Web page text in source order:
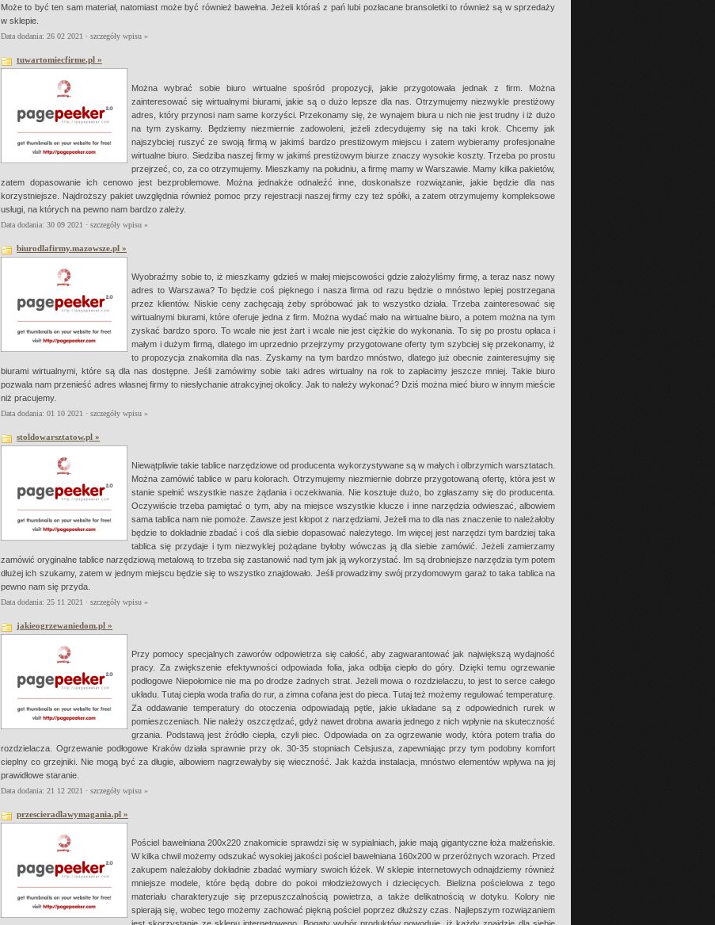
Może to być ten sam materiał, natomiast może być również bawełna. Jeżeli któraś z pań lubi pozłacane bransoletki to również są w sprzedaży
w sklepie.
Data dodania: 26 02 2021 · szczegóły wpisu »
tuwartomiecfirme.pl »
Można wybrać sobie biuro wirtualne spośród propozycji, jakie przygotowała jednak z firm. Można
zainteresować się wirtualnymi biurami, jakie są o dużo lepsze dla nas. Otrzymujemy niezwykle prestiżowy
adres, który przynosi nam same korzyści. Przekonamy się, że wynajem biura u nich nie jest trudny i iż dużo
na tym zyskamy. Będziemy niezmiernie zadowoleni, jeżeli zdecydujemy się na taki krok. Chcemy jak
najszybciej ruszyć ze swoją firmą w jakimś bardzo prestiżowym miejscu i zatem wybieramy profesjonalne
wirtualne biuro. Siedziba naszej firmy w jakimś prestiżowym biurze znaczy wysokie koszty. Trzeba po prostu
przejrzeć, co, za co otrzymujemy. Mieszkamy na południu, a firmę mamy w Warszawie. Mamy kilka pakietów,
zatem dopasowanie ich cenowo jest bezproblemowe. Można jednakże odnaleźć inne, doskonalsze rozwiązanie, jakie będzie dla nas
korzystniejsze. Najdroższy pakiet uwzględnia również pomoc przy rejestracji naszej firmy czy też spółki, a zatem otrzymujemy kompleksowe
usługi, na których na pewno nam bardzo zależy.
Data dodania: 30 09 2021 · szczegóły wpisu »
biurodlafirmy.mazowsze.pl »
Wyobraźmy sobie to, iż mieszkamy gdzieś w małej miejscowości gdzie założyliśmy firmę, a teraz nasz nowy
adres to Warszawa? To będzie coś pięknego i nasza firma od razu będzie o mnóstwo lepiej postrzegana
przez klientów. Niskie ceny zachęcają żeby spróbować jak to wszystko działa. Trzeba zainteresować się
wirtualnymi biurami, które oferuje jedna z firm. Można wydać mało na wirtualne biuro, a potem można na tym
zyskać bardzo sporo. To wcale nie jest żart i wcale nie jest ciężkie do wykonania. To się po prostu opłaca i
małym i dużym firmą, dlatego im uprzednio przejrzymy przygotowane oferty tym szybciej się przekonamy, iż
to propozycja znakomita dla nas. Zyskamy na tym bardzo mnóstwo, dlatego już obecnie zainteresujmy się
biurami wirtualnymi, które są dla nas dostępne. Jeśli zamówimy sobie taki adres wirtualny na rok to zapłacimy jeszcze mniej. Takie biuro
pozwala nam przenieść adres własnej firmy to niesłychanie atrakcyjnej okolicy. Jak to należy wykonać? Dziś można mieć biuro w innym mieście
niż pracujemy.
Data dodania: 01 10 2021 · szczegóły wpisu »
stoldowarsztatow.pl »
Niewątpliwie takie tablice narzędziowe od producenta wykorzystywane są w małych i olbrzymich warsztatach.
Można zamówić tablice w paru kolorach. Otrzymujemy niezmiernie dobrze przygotowaną ofertę, która jest w
stanie spełnić wszystkie nasze żądania i oczekiwania. Nie kosztuje dużo, bo zgłaszamy się do producenta.
Oczywiście trzeba pamiętać o tym, aby na miejsce wszystkie klucze i inne narzędzia odwieszać, albowiem
sama tablica nam nie pomoże. Zawsze jest kłopot z narzędziami. Jeżeli ma to dla nas znaczenie to należałoby
będzie to dokładnie zbadać i coś dla siebie dopasować należytego. Im więcej jest narzędzi tym bardziej taka
tablica się przydaje i tym niezwyklej pożądane byłoby wówczas ją dla siebie zamówić. Jeżeli zamierzamy
zamówić oryginalne tablice narzędziową metalową to trzeba się zastanowić nad tym jak ją wykorzystać. Im są drobniejsze narzędzia tym potem
dłużej ich szukamy, zatem w jednym miejscu będzie się to wszystko znajdowało. Jeśli prowadzimy swój przydomowym garaż to taka tablica na
pewno nam się przyda.
Data dodania: 25 11 2021 · szczegóły wpisu »
jakieogrzewaniedom.pl »
Przy pomocy specjalnych zaworów odpowietrza się całość, aby zagwarantować jak największą wydajność
pracy. Za zwiększenie efektywności odpowiada folia, jaka odbija ciepło do góry. Dzięki temu ogrzewanie
podłogowe Niepołomice nie ma po drodze żadnych strat. Jeżeli mowa o rozdzielaczu, to jest to serce całego
układu. Tutaj ciepła woda trafia do rur, a zimna cofana jest do pieca. Tutaj też możemy regulować temperaturę.
Za oddawanie temperatury do otoczenia odpowiadają pętle, jakie układane są z odpowiednich rurek w
pomieszczeniach. Nie należy oszczędzać, gdyż nawet drobna awaria jednego z nich wpłynie na skuteczność
grzania. Podstawą jest źródło ciepła, czyli piec. Odpowiada on za ogrzewanie wody, która potem trafia do
rozdzielacza. Ogrzewanie podłogowe Kraków działa sprawnie przy ok. 30-35 stopniach Celsjusza, zapewniając przy tym podobny komfort
cieplny co grzejniki. Nie mogą być za długie, albowiem nagrzewałyby się wieczność. Jak każda instalacja, mnóstwo elementów wpływa na jej
prawidłowe staranie.
Data dodania: 21 12 2021 · szczegóły wpisu »
przescieradlawymagania.pl »
Pościel bawełniana 200x220 znakomicie sprawdzi się w sypialniach, jakie mają gigantyczne łoża małżeńskie.
W kilka chwil możemy odszukać wysokiej jakości pościel bawełniana 160x200 w przeróżnych wzorach. Przed
zakupem należałoby dokładnie zbadać wymiary swoich łóżek. W sklepie internetowych odnajdziemy również
mniejsze modele, które będą dobre do pokoi młodzieżowych i dziecięcych. Bielizna pościelowa z tego
materiału charakteryzuje się przepuszczalnością powietrza, a także delikatnością w dotyku. Kolory nie
spierają się, wobec tego możemy zachować piękną pościel poprzez dłuższy czas. Najlepszym rozwiązaniem